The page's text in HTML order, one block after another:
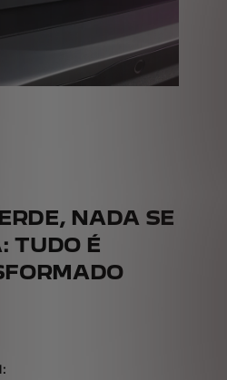
NADA SE
TUDO É
: